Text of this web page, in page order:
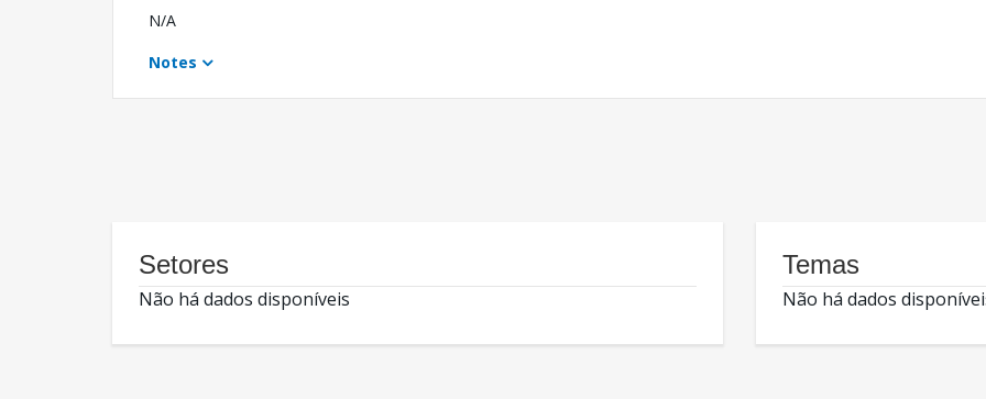
N/A
Notes
Setores
Não há dados disponíveis
Temas
Não há dados